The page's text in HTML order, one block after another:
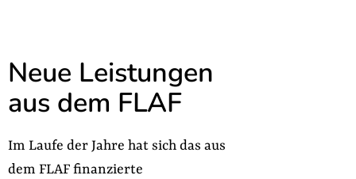
Neue Leistungen
aus dem FLAF
Im Laufe der Jahre hat sich das aus
dem FLAF finanzierte